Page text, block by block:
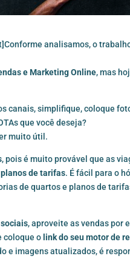
analisamos, o
e Marketing Online, mas
canais, simplifique, coloque
que você deseja?
muito útil.
, pois é muito provável que as
de tarifas. É fácil para o
de quartos e planos de
, aproveite as vendas por
coloque o link do seu motor de
e imagens atualizados, é